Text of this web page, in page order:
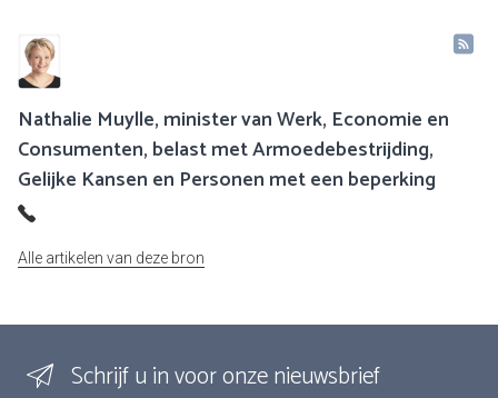
Nathalie Muylle, minister van Werk, Economie en
Consumenten, belast met Armoedebestrijding,
Gelijke Kansen en Personen met een beperking
Alle artikelen van deze bron
Schrijf u in voor onze nieuwsbrief